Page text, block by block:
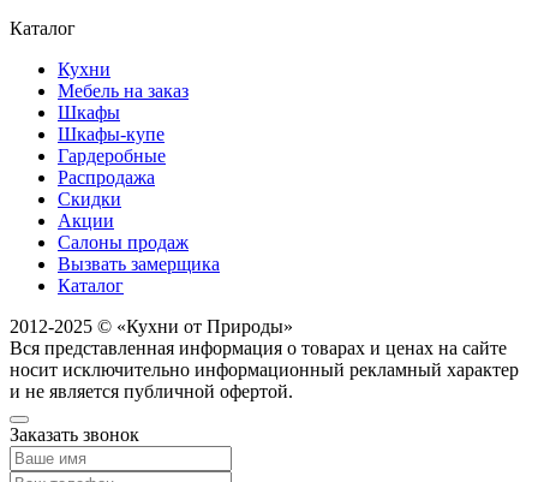
Каталог
Кухни
Мебель на заказ
Шкафы
Шкафы-купе
Гардеробные
Распродажа
Скидки
Акции
Салоны продаж
Вызвать замерщика
Каталог
2012-2025 © «Кухни от Природы»
Вся представленная информация о товарах и ценах на сайте
носит исключительно информационный рекламный характер
и не является публичной офертой.
Заказать звонок